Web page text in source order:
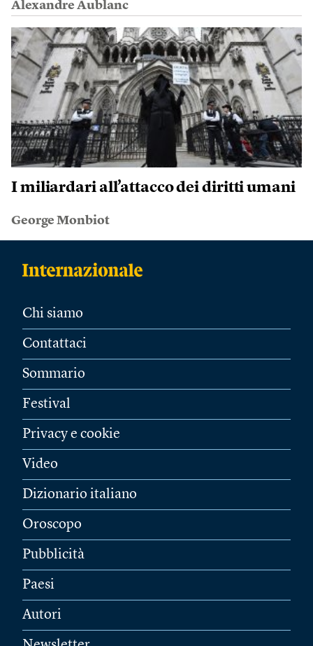
Alexandre Aublanc
I miliardari all’attacco dei diritti umani
George Monbiot
Chi siamo
Contattaci
Sommario
Festival
Privacy e cookie
Video
Dizionario italiano
Oroscopo
Pubblicità
Paesi
Autori